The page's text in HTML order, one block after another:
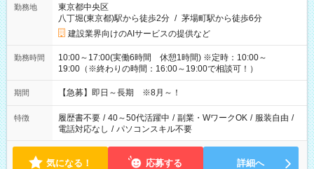
勤務地
東京都中央区
八丁堀(東京都)駅から徒歩2分 / 茅場町駅から徒歩6分
建設業界向けのAIサービスの提供など
勤務時間
10:00～17:00(実働6時間 休憩1時間) ※定時：10:00～
19:00（※終わりの時間：16:00～19:00で相談可！）
期間 【急募】即日～長期 ※8月～！
特徴 履歴書不要 / 40～50代活躍中 / 副業・WワークOK / 服装自由 /
電話対応なし / パソコンスキル不要
気になる！ 応募する 詳細へ